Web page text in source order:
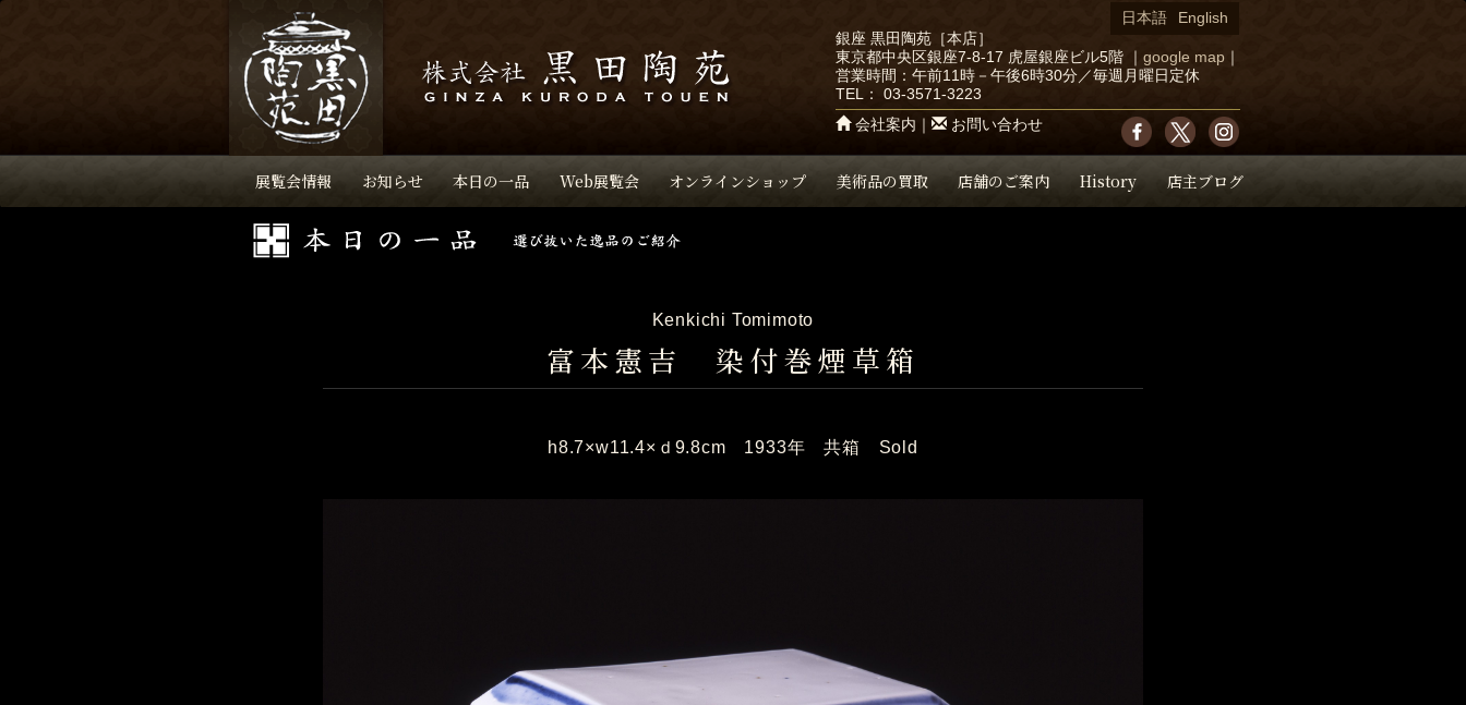
展覧会情報 お知らせ 本日の一品 Web展覧会 オンラインショップ 美術品の買取 店舗のご案内 History 店主ブログ
銀座 黒田陶苑［本店］
東京都中央区銀座7-8-17 虎屋銀座ビル5階
google map
営業時間：午前11時－午後6時30分／毎週月曜日定休
TEL： 03-3571-3223
会社案内
お問い合わせ
日本語 English
Kenkichi Tomimoto
富本憲吉 染付巻煙草箱
h8.7×w11.4×ｄ9.8cm 1933年 共箱 Sold